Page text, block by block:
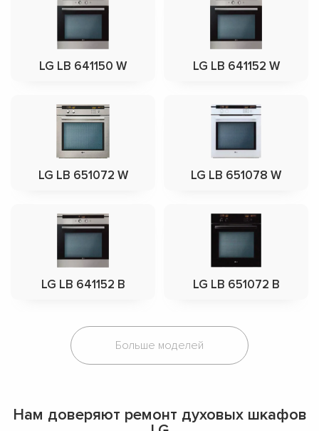
LG LB 641150 W LG LB 641152 W
LG LB 651072 W LG LB 651078 W
LG LB 641152 B LG LB 651072 B
Больше моделей
Нам доверяют ремонт духовых шкафов